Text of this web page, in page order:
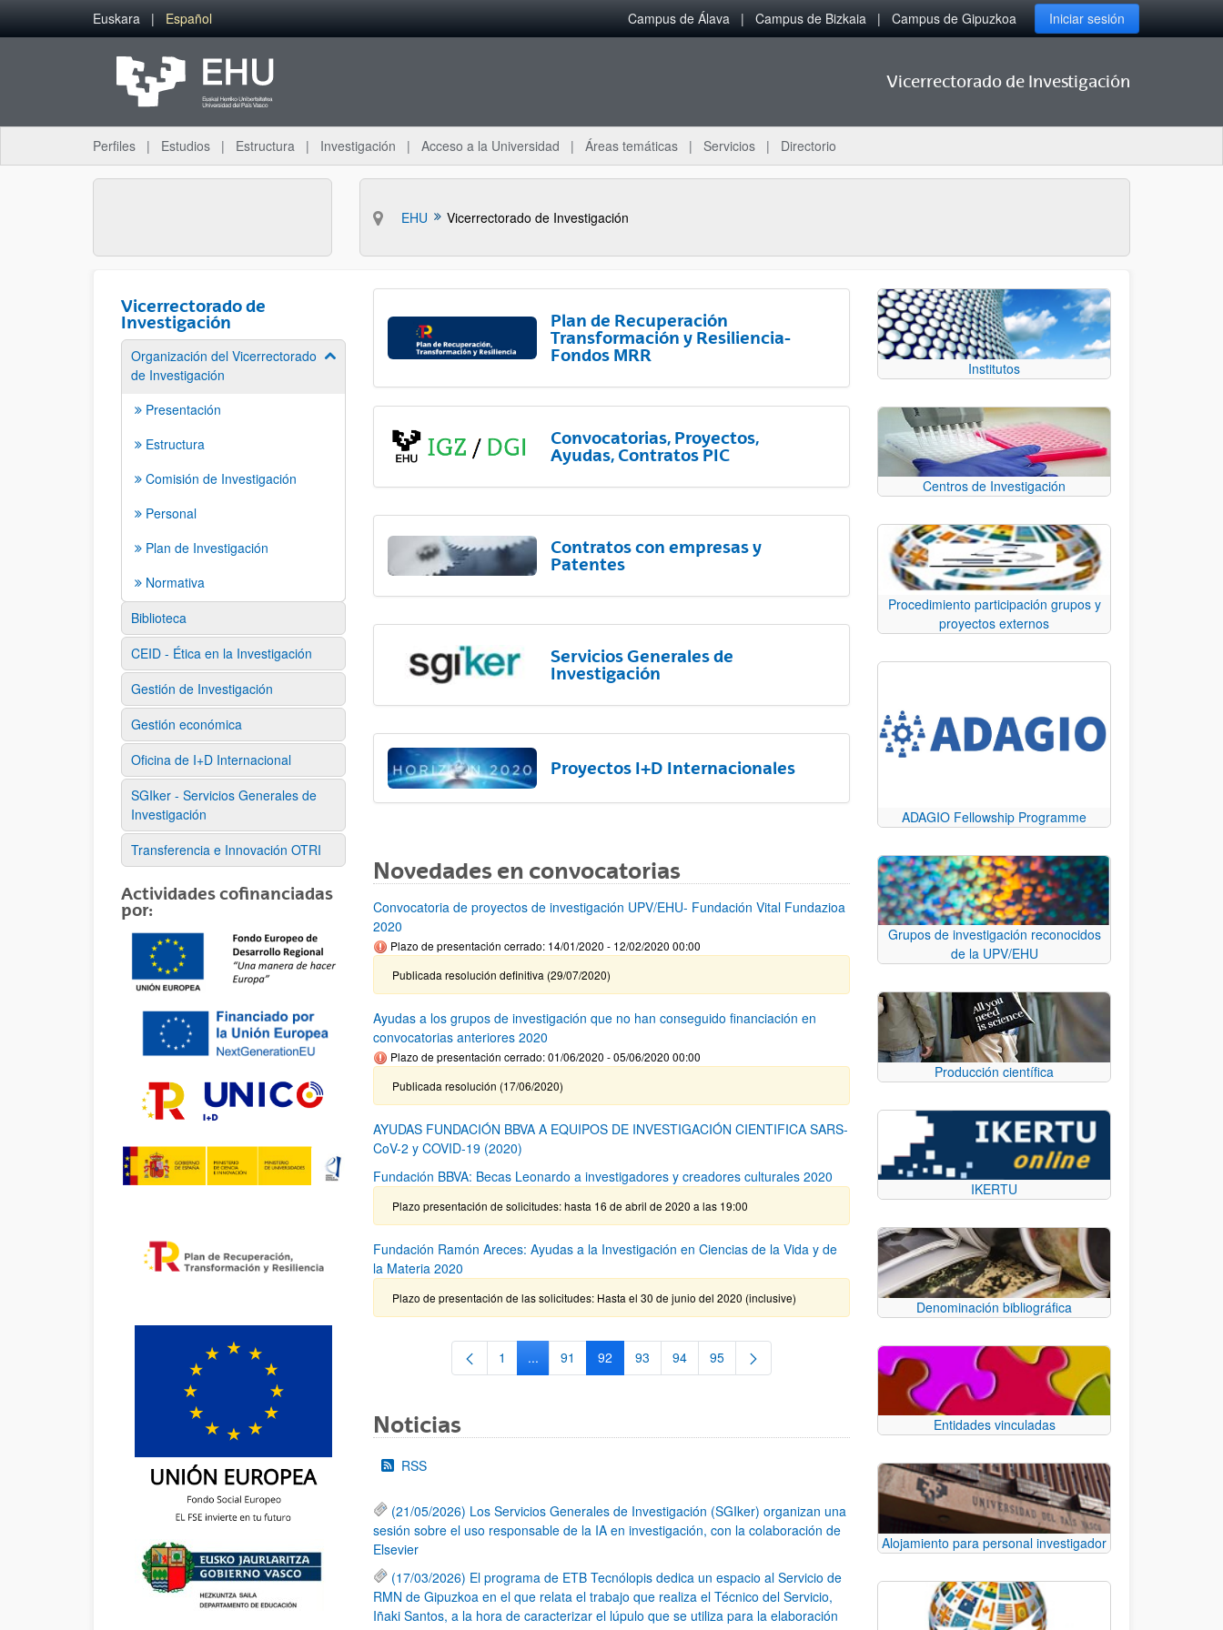
Saltar al contenido principal
Euskara Español Campus de Álava Campus de Bizkaia Campus de Gipuzkoa Iniciar sesión
Vicerrectorado de Investigación
Perfiles Estudios Estructura Investigación Acceso a la Universidad Áreas temáticas Servicios Directorio
EHU Vicerrectorado de Investigación
Vicerrectorado de
Investigación
Organización del Vicerrectorado
de Investigación
Mostrar/ocultar subpáginas
Presentación
Estructura
Comisión de Investigación
Personal
Plan de Investigación
Normativa
Biblioteca
CEID - Ética en la Investigación
Gestión de Investigación
Gestión económica
Oficina de I+D Internacional
SGIker - Servicios Generales de
Investigación
Transferencia e Innovación OTRI
Actividades cofinanciadas
por:
Plan de Recuperación
Transformación y Resiliencia-
Fondos MRR
Convocatorias, Proyectos,
Ayudas, Contratos PIC
Contratos con empresas y
Patentes
Servicios Generales de
Investigación
Proyectos I+D Internacionales
Novedades en convocatorias
Convocatoria de proyectos de investigación UPV/EHU- Fundación Vital Fundazioa
2020
Plazo de presentación cerrado: 14/01/2020 - 12/02/2020 00:00
Publicada resolución definitiva (29/07/2020)
Ayudas a los grupos de investigación que no han conseguido financiación en
convocatorias anteriores 2020
Plazo de presentación cerrado: 01/06/2020 - 05/06/2020 00:00
Publicada resolución (17/06/2020)
AYUDAS FUNDACIÓN BBVA A EQUIPOS DE INVESTIGACIÓN CIENTIFICA SARS-
CoV-2 y COVID-19 (2020)
Fundación BBVA: Becas Leonardo a investigadores y creadores culturales 2020
Plazo presentación de solicitudes: hasta 16 de abril de 2020 a las 19:00
Fundación Ramón Areces: Ayudas a la Investigación en Ciencias de la Vida y de
la Materia 2020
Plazo de presentación de las solicitudes: Hasta el 30 de junio del 2020 (inclusive)
Página
1 ...Páginas intermedias Use TAB para desplazarse.
Página
91 Página
92 Página
93 Página
94 Página
95
Noticias
RSS
(21/05/2026) Los Servicios Generales de Investigación (SGIker) organizan una
sesión sobre el uso responsable de la IA en investigación, con la colaboración de
Elsevier
(17/03/2026) El programa de ETB Tecnólopis dedica un espacio al Servicio de
RMN de Gipuzkoa en el que relata el trabajo que realiza el Técnico del Servicio,
Iñaki Santos, a la hora de caracterizar el lúpulo que se utiliza para la elaboración
Institutos
Centros de Investigación
Procedimiento participación grupos y
proyectos externos
ADAGIO Fellowship Programme
Grupos de investigación reconocidos
de la UPV/EHU
Producción científica
IKERTU
Denominación bibliográfica
Entidades vinculadas
Alojamiento para personal investigador